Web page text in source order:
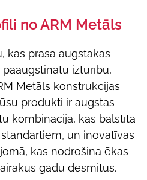
no ARM Metāls
kas prasa augstākās
izturību,
Metāls konstrukcijas
produkti ir augstas
kombinācija, kas balstīta
un inovatīvas
kas nodrošina ēkas
gadu desmitus.